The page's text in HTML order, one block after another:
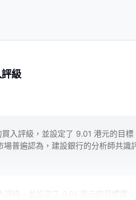
級
入評級，並設定了 9.01 港元的目標
普遍認為，建設銀行的分析師共識
評級，並設定了 9.01 港元的目標價